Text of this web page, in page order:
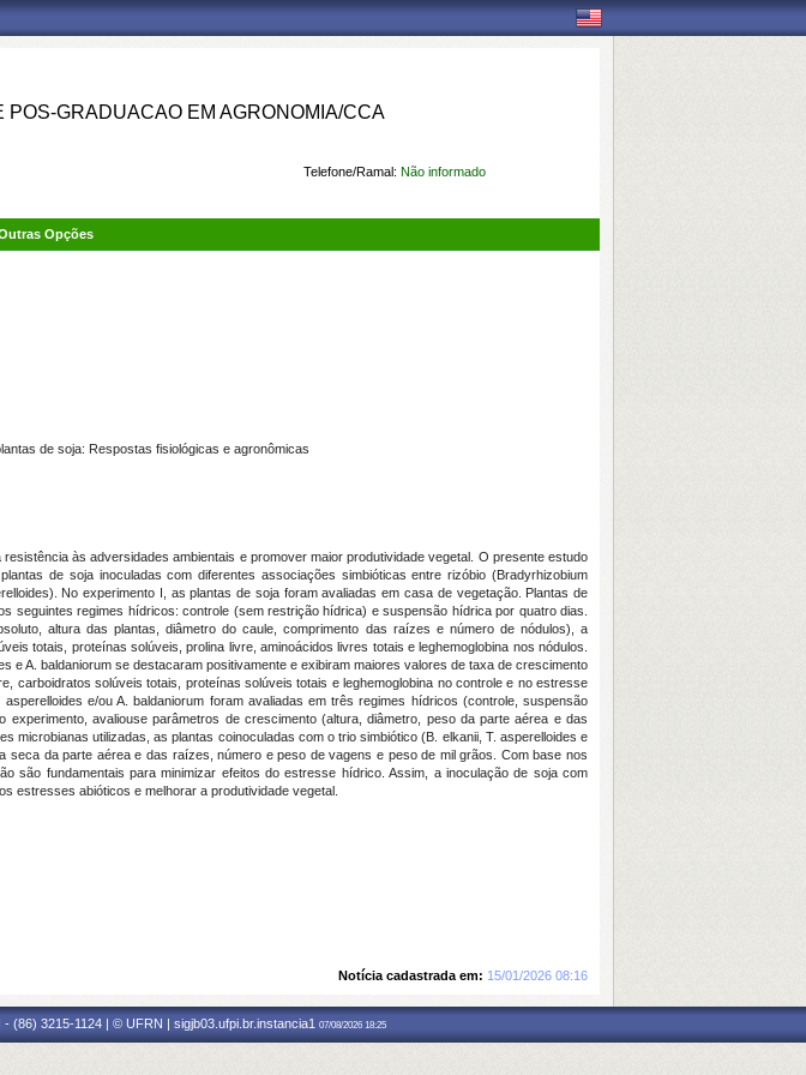
GRADUACAO EM AGRONOMIA/CCA
Telefone/Ramal: Não informado
Opções
de soja: Respostas fisiológicas e agronômicas
às adversidades ambientais e promover maior produtividade vegetal. O presente estudo
de soja inoculadas com diferentes associações simbióticas entre rizóbio (Bradyrhizobium
). No experimento I, as plantas de soja foram avaliadas em casa de vegetação. Plantas de
seguintes regimes hídricos: controle (sem restrição hídrica) e suspensão hídrica por quatro dias.
altura das plantas, diâmetro do caule, comprimento das raízes e número de nódulos), a
totais, proteínas solúveis, prolina livre, aminoácidos livres totais e leghemoglobina nos nódulos.
eA. baldaniorum se destacaram positivamente e exibiram maiores valores de taxa de crescimento
carboidratos solúveis totais, proteínas solúveis totais e leghemoglobina no controle e no estresse
asperelloides e/ouA. baldaniorum foram avaliadas em três regimes hídricos (controle, suspensão
avaliouse parâmetros de crescimento (altura, diâmetro, peso da parte aérea e das
microbianas utilizadas,as plantas coinoculadas com o trio simbiótico (B. elkanii, T. asperelloidese
da parte aérea e das raízes, número e peso de vagens e peso de mil grãos. Com base nos
são fundamentais para minimizar efeitos do estresse hídrico. Assim, a inoculação de soja com
estresses abióticos e melhorar a produtividade vegetal.
Notícia cadastrada em: 15/01/2026 08:16
(86) 3215-1124 | © UFRN | sigjb03.ufpi.br.instancia1 07/08/2026 18:25